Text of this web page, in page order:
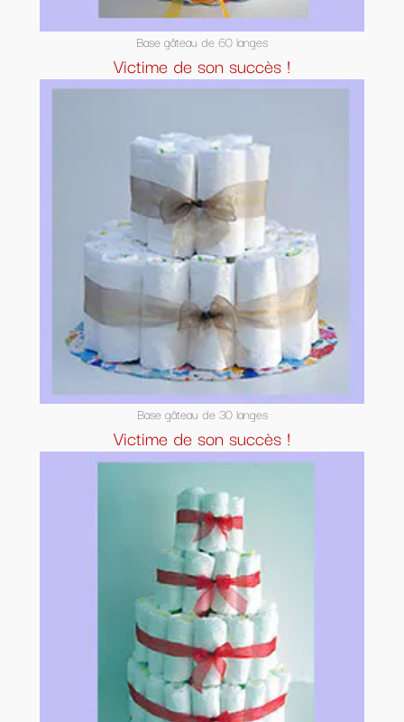
Base gâteau de 60 langes
Victime de son succès !
Base gâteau de 30 langes
Victime de son succès !